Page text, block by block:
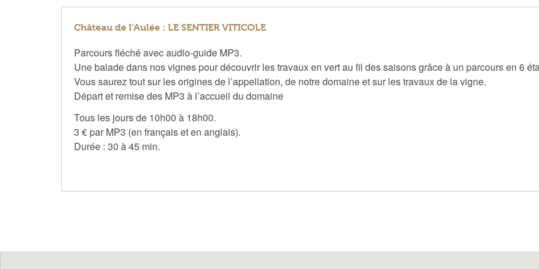
Château de l’Aulée : LE SENTIER VITICOLE
Parcours fléché avec audio-guide MP3.
Une balade dans nos vignes pour découvrir les travaux en vert au fil des saisons grâce à un parcours en 6
Vous saurez tout sur les origines de l’appellation, de notre domaine et sur les travaux de la vigne.
Départ et remise des MP3 à l’accueil du domaine
Tous les jours de 10h00 à 18h00.
3 € par MP3 (en français et en anglais).
Durée : 30 à 45 min.